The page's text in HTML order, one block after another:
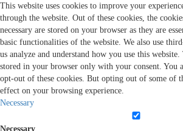
This website uses cookies to improve your
through the website. Out of these cookies, the
necessary are stored on your browser as they are
basic functionalities of the website. We also use
us analyze and understand how you use this
stored in your browser only with your consent. You
opt-out of these cookies. But opting out of some of
effect on your browsing experience.
Necessary
Necessary